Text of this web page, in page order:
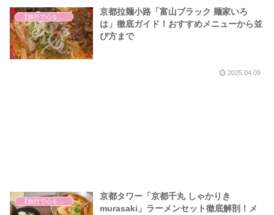
【旅行で心を癒そう】
京都拉麺小路「富山ブラック 麺家いろ
は」徹底ガイド！おすすめメニューから並
び方まで
2025.04.09
【旅行で心を癒そう】
京都タワー「京都千丸 しゃかりき
murasaki」ラーメンセット徹底解剖！メ